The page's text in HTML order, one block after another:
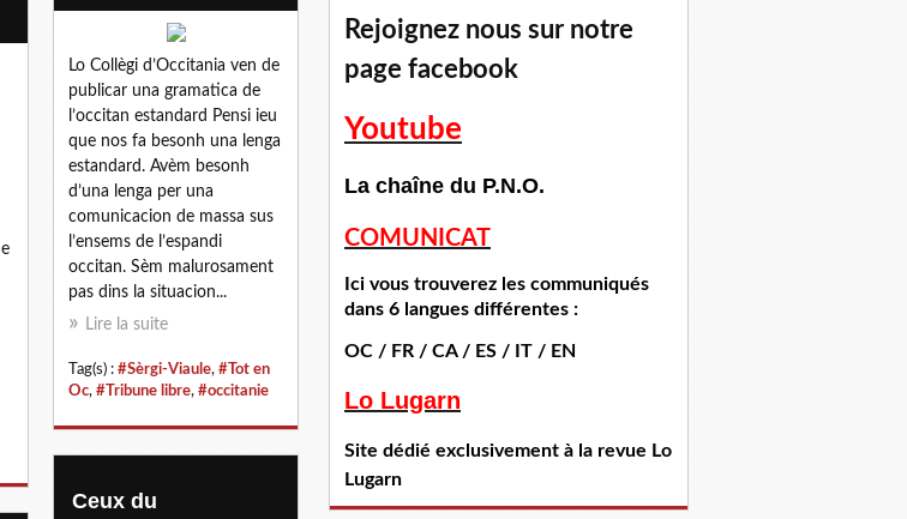
Lo Collègi d’Occitania ven de
publicar una gramatica de
l’occitan estandard Pensi ieu
que nos fa besonh una lenga
estandard. Avèm besonh
d’una lenga per una
comunicacion de massa sus
l’ensems de l’espandi
occitan. Sèm malurosament
pas dins la situacion...
Lire la suite
Tag(s) : #Sèrgi-Viaule, #Tot en
Oc, #Tribune libre, #occitanie
Ceux du
Rejoignez nous sur notre
page facebook
Youtube
La chaîne du P.N.O.
COMUNICAT
Ici vous trouverez les communiqués
dans 6 langues différentes :
OC / FR / CA / ES / IT / EN
Lo Lugarn
Site dédié exclusivement à la revue Lo
Lugarn